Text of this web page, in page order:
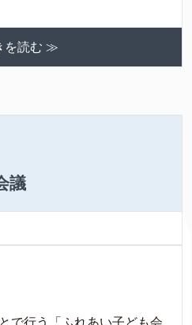
を読む ≫
議